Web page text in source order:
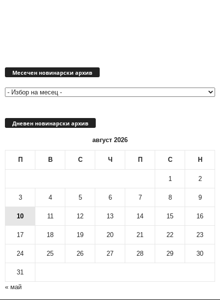
Месечен новинарски архив
Дневен новинарски архив
август 2026
П В С Ч П С Н
1 2
3 4 5 6 7 8 9
10 11 12 13 14 15 16
17 18 19 20 21 22 23
24 25 26 27 28 29 30
31
« май